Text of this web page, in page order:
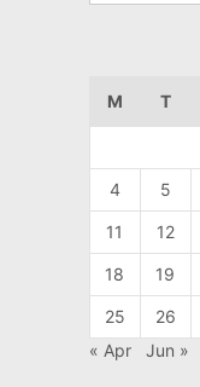
M T
4 5
11 12
18 19
25 26
« Apr
Jun »